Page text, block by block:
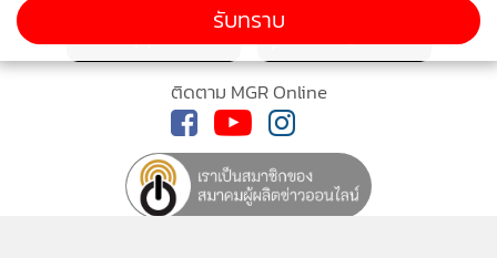
ทุกอย่างที่ขวางหน้าโดยไม่เลือก
ยืนยันว่าไทยกับยูเออี มีความสัมพันธ์ที่ดีต่อกันอยู่แล้วในทุกด้าน
ส่วนที่แนะนำให้ประเทศไทยเลิกกวนใจประเทศอื่น ขอชี้แจงว่า
ประเทศใด ทุกอย่างเป็นกระบวนการที่ทำตามช่องทางการทูตที่
สากลปฏิบัติทุกอย่าง จึงขอให้พ.ต.ท.ทักษิณ กลับไปสำรวจตัวเอง
ติดตาม MGR Online
รับทราบ